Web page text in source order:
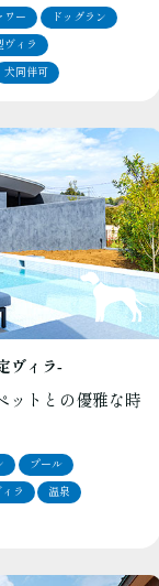
ワー ドッグラン
ヴィラ
犬同伴可
ヴィラ‐
ットとの優雅な時
プール
ラ 温泉